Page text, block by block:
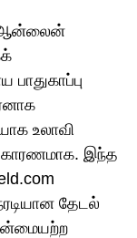
ஆன்லைன்
உலாவி
காரணமாக. இந்த
தேடல்